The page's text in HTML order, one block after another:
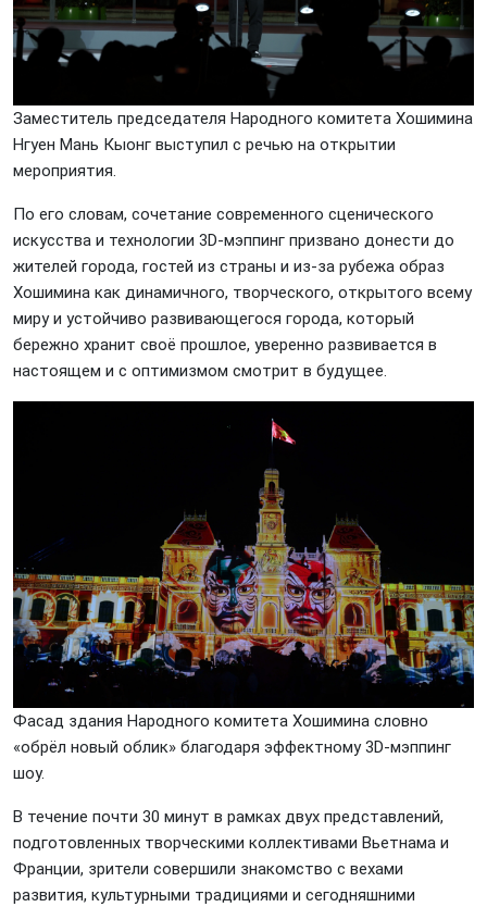
Заместитель председателя Народного комитета Хошимина
Нгуен Мань Кыонг выступил с речью на открытии
мероприятия.
По его словам, сочетание современного сценического
искусства и технологии 3D-мэппинг призвано донести до
жителей города, гостей из страны и из-за рубежа образ
Хошимина как динамичного, творческого, открытого всему
миру и устойчиво развивающегося города, который
бережно хранит своё прошлое, уверенно развивается в
настоящем и с оптимизмом смотрит в будущее.
Фасад здания Народного комитета Хошимина словно
«обрёл новый облик» благодаря эффектному 3D-мэппинг
шоу.
В течение почти 30 минут в рамках двух представлений,
подготовленных творческими коллективами Вьетнама и
Франции, зрители совершили знакомство с вехами
развития, культурными традициями и сегодняшними